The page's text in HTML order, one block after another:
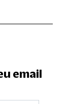
email